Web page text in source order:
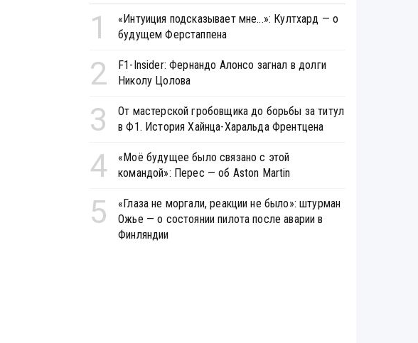
1
«Интуиция подсказывает мне...»: Култхард — о
будущем Ферстаппена
2
F1-Insider: Фернандо Алонсо загнал в долги
Николу Цолова
3
От мастерской гробовщика до борьбы за титул
в Ф1. История Хайнца-Харальда Френтцена
4
«Моё будущее было связано с этой
командой»: Перес — об Aston Martin
5
«Глаза не моргали, реакции не было»: штурман
Ожье — о состоянии пилота после аварии в
Финляндии